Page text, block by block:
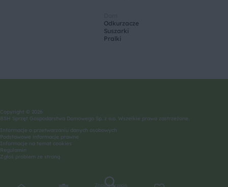
Znajdź przepis
Odkurzacze
Suszarki
Pralki
Copyright © 2026
BSH Sprzęt Gospodarstwa Domowego Sp. z o.o. Wszelkie prawa zastrzeżone.
Informacje o przetwarzaniu danych osobowych
Podstawowe informacje prawne
Informacje na temat cookies
Regulamin
Zgłoś problem ze stroną